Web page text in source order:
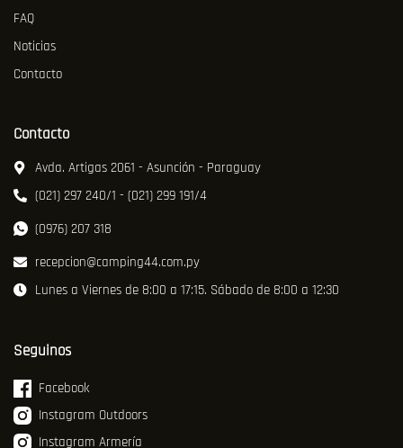
FAQ
Noticias
Contacto
Contacto
Avda. Artigas 2061 - Asunción - Paraguay
(021) 297 240/1 - (021) 299 191/4
(0976) 207 318
recepcion@camping44.com.py
Lunes a Viernes de 8:00 a 17:15. Sábado de 8:00 a 12:30
Seguinos
Facebook
Instagram Outdoors
Instagram Armería